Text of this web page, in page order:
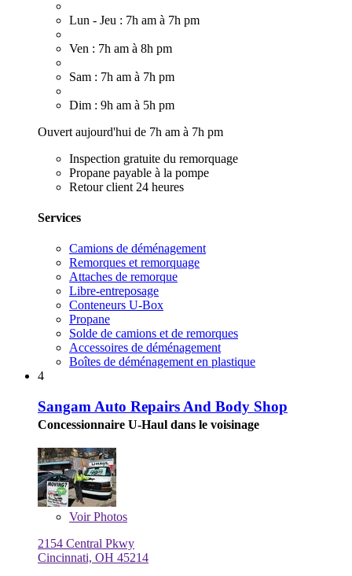
Lun - Jeu : 7h am à 7h pm
Ven : 7h am à 8h pm
Sam : 7h am à 7h pm
Dim : 9h am à 5h pm
Ouvert aujourd'hui de 7h am à 7h pm
Inspection gratuite du remorquage
Propane payable à la pompe
Retour client 24 heures
Services
Camions de déménagement
Remorques et remorquage
Attaches de remorque
Libre-entreposage
Conteneurs U-Box
Propane
Solde de camions et de remorques
Accessoires de déménagement
Boîtes de déménagement en plastique
4
Sangam Auto Repairs And Body Shop
Concessionnaire U-Haul dans le voisinage
VoirPhotos
2154 Central Pkwy
Cincinnati, OH 45214